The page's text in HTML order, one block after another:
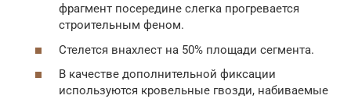
фрагмент посередине слегка прогревается
строительным феном.
Стелется внахлест на 50% площади сегмента.
В качестве дополнительной фиксации
используются кровельные гвозди, набиваемые